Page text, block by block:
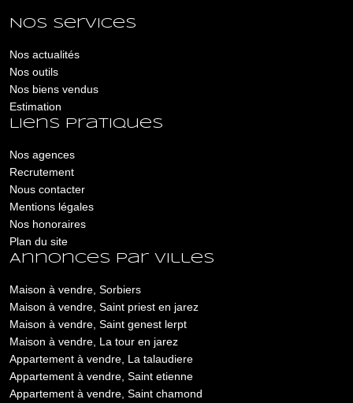
Nos services
Nos actualités
Nos outils
Nos biens vendus
Estimation
Liens pratiques
Nos agences
Recrutement
Nous contacter
Mentions légales
Nos honoraires
Plan du site
Annonces par villes
Maison à vendre, Sorbiers
Maison à vendre, Saint priest en jarez
Maison à vendre, Saint genest lerpt
Maison à vendre, La tour en jarez
Appartement à vendre, La talaudiere
Appartement à vendre, Saint etienne
Appartement à vendre, Saint chamond